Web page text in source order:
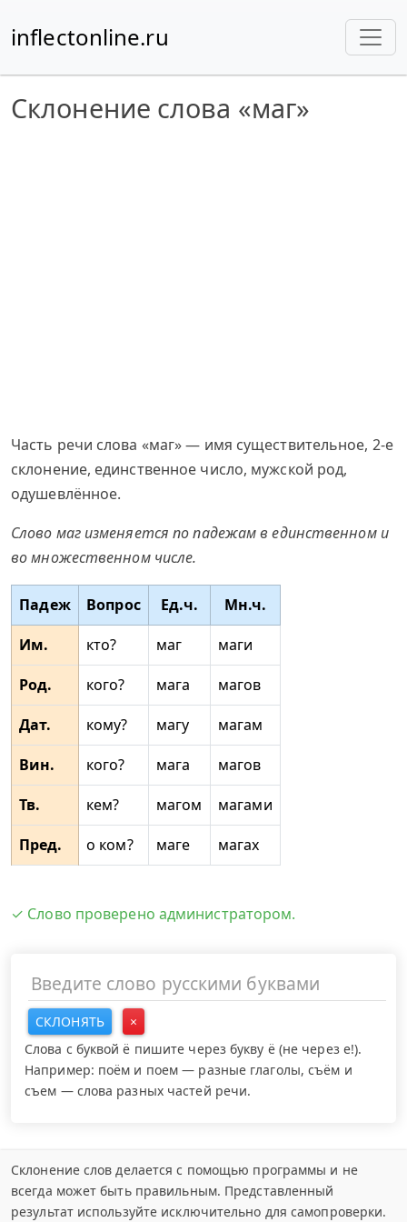
inflectonline.ru
Склонение слова «маг»
Часть речи слова «маг» — имя существительное, 2-е
склонение, единственное число, мужской род,
одушевлённое.
Слово маг изменяется по падежам в единственном и
во множественном числе.
Падеж Вопрос Ед.ч.
Мн.ч.
Им.
кто? маг
маги
Род.
кого? мага
магов
Дат.
кому? магу
магам
Вин.
кого? мага
магов
Тв.
кем? магом
магами
Пред.
о ком? маге магах
✓ Слово проверено администратором.
СКЛОНЯТЬ
×
Слова с буквой ё пишите через букву ё (не через е!).
Например: поём и поем — разные глаголы, съём и
съем — слова разных частей речи.
Склонение слов делается с помощью программы и не
всегда может быть правильным. Представленный
результат используйте исключительно для самопроверки.